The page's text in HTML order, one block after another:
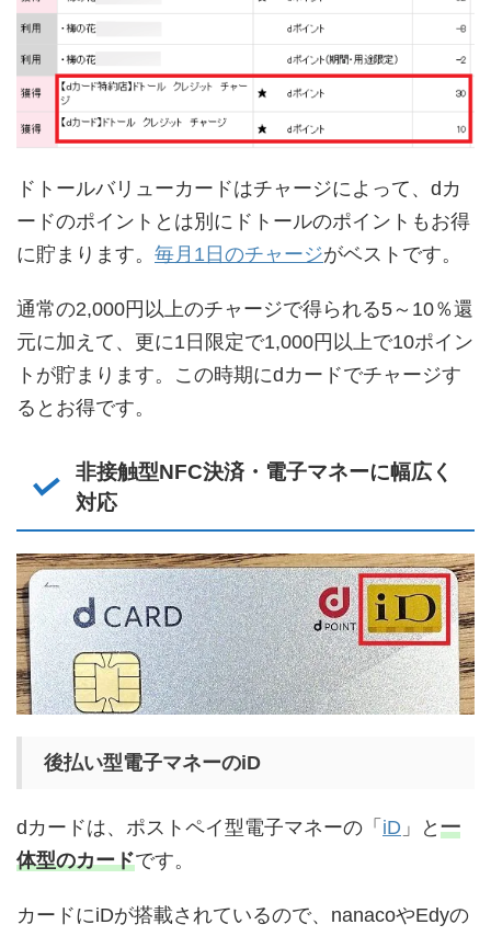
ドトールバリューカードはチャージによって、dカ
ードのポイントとは別にドトールのポイントもお得
に貯まります。 毎月1日のチャージがベストです。
通常の2,000円以上のチャージで得られる5～10％還
元に加えて、更に1日限定で1,000円以上で10ポイン
トが貯まります。この時期にdカードでチャージす
るとお得です。
非接触型NFC決済・電子マネーに幅広く
対応
後払い型電子マネーのiD
dカードは、ポストペイ型電子マネーの「 iD 」と 一
体型のカードです。
カードにiDが搭載されているので、nanacoやEdyの